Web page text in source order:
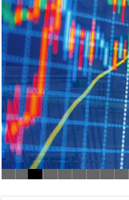
Bourse de
sociétés cotées